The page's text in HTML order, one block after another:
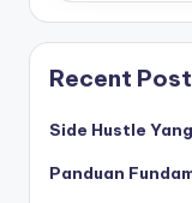
Recent
Side Hustle
Panduan